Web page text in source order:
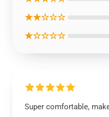
★★☆☆☆
★☆☆☆☆
Super comfortable,